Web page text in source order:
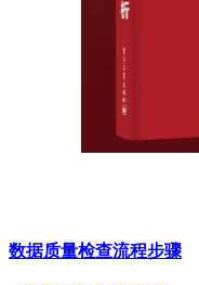
数据质量检查流程步骤